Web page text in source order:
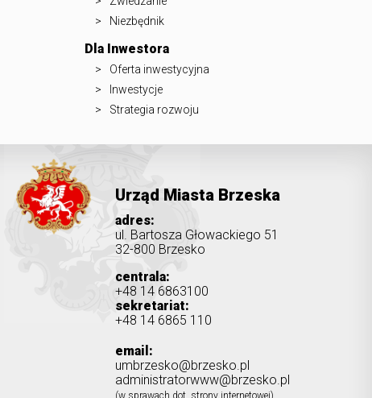
Niezbędnik
Dla Inwestora
Oferta inwestycyjna
Inwestycje
Strategia rozwoju
Urząd Miasta Brzeska
adres:
ul. Bartosza Głowackiego 51
32-800 Brzesko
centrala:
+48 14 6863100
sekretariat:
+48 14 6865 110
email:
umbrzesko@brzesko.pl
administratorwww@brzesko.pl